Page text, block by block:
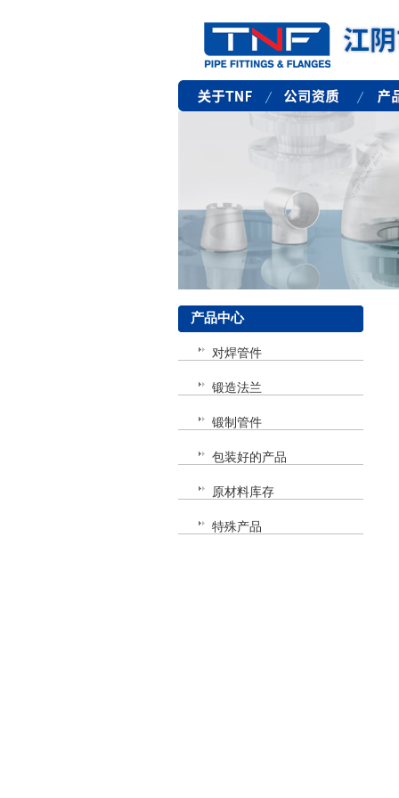
产品中心
对焊管件
锻造法兰
锻制管件
包装好的产品
原材料库存
特殊产品